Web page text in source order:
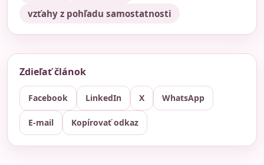
vzťahy z pohľadu samostatnosti
Zdieľať článok
Facebook LinkedIn X WhatsApp
E-mail Kopírovať odkaz